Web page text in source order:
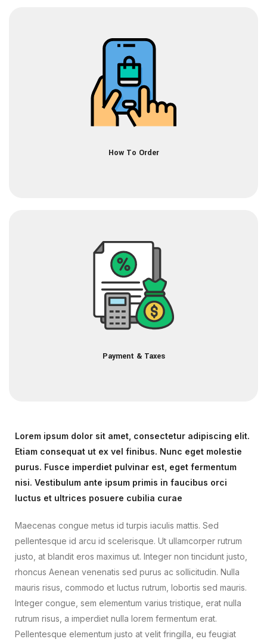
How To Order
Payment & Taxes
Lorem ipsum dolor sit amet, consectetur adipiscing elit.
Etiam consequat ut ex vel finibus. Nunc eget molestie
purus. Fusce imperdiet pulvinar est, eget fermentum
nisi. Vestibulum ante ipsum primis in faucibus orci
luctus et ultrices posuere cubilia curae
Maecenas congue metus id turpis iaculis mattis. Sed
pellentesque id arcu id scelerisque. Ut ullamcorper rutrum
justo, at blandit eros maximus ut. Integer non tincidunt justo,
rhoncus Aenean venenatis sed purus ac sollicitudin. Nulla
mauris risus, commodo et luctus rutrum, lobortis sed mauris.
Integer congue, sem elementum varius tristique, erat nulla
rutrum risus, a imperdiet nulla lorem fermentum erat.
Pellentesque elementum justo at velit fringilla, eu feugiat